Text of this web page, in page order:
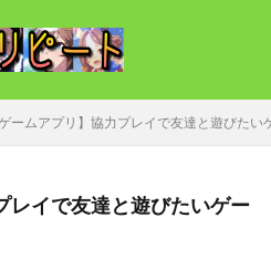
ゲームアプリ】協力プレイで友達と遊びたい
レイで友達と遊びたいゲー